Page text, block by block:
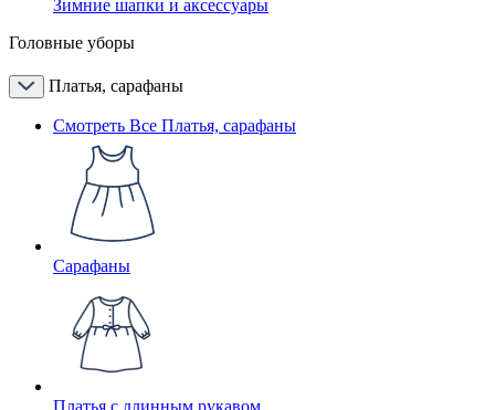
Зимние шапки и аксессуары
Головные уборы
Платья, сарафаны
Смотреть Все Платья, сарафаны
Сарафаны
Платья с длинным рукавом